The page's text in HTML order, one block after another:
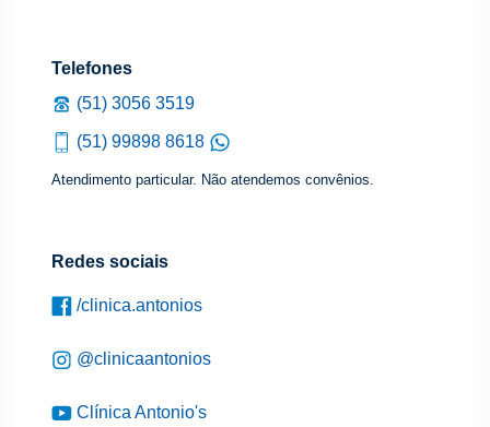
Telefones
(51) 3056 3519
(51) 99898 8618
Atendimento particular. Não atendemos convênios.
Redes sociais
/clinica.antonios
@clinicaantonios
Clínica Antonio's